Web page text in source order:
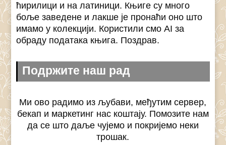
ћирилици и на латиници. Књиге су много
боље заведене и лакше је пронаћи оно што
имамо у колекцији. Користили смо AI за
обраду података књига. Поздрав.
Подржите наш рад
Ми ово радимо из љубави, међутим сервер,
бекап и маркетинг нас коштају. Помозите нам
да се што даље чујемо и покријемо неки
трошак.